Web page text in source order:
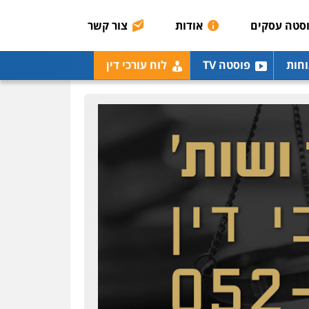
עסקים אודות צור קשר
פוסטה TV לוח עורכי דין
0504456555
גיל דביר – משרד עורכי
דין
פלילי פשיעה כלכלית
עו"ד יאיר בן סימון
נזיקין ביטוח
0505719060
חנא בולוס – משרד עורכי
פלילי פשיעה חמורה
צווארון לבן